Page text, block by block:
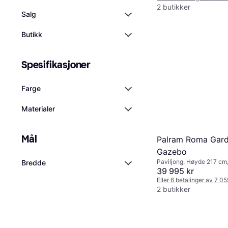
Salg
Butikk
Spesifikasjoner
Farge
Materialer
Mål
Bredde
2 butikker
Palram Roma
Gazebo
Paviljong, Høyde 217
cm, Lengde 350 cm
39 995 kr
Eller 6 betalinger av 7
2 butikker